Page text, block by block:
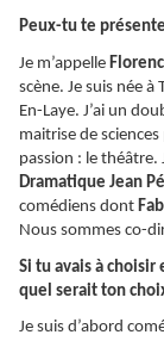
Peux-tu te
Je m’appelle
scène. Je suis née à
En-Laye. J’ai un
maitrise de
passion : le théâtre.
Dramatique Jean
comédiens dont
Nous sommes co-
Si tu avais à
quel serait ton
Je suis d’abord